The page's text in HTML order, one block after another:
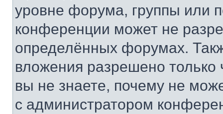
уровне форума, группы или
конференции может не
определённых форумах.
вложения разрешено
вы не знаете, почему не
с администратором